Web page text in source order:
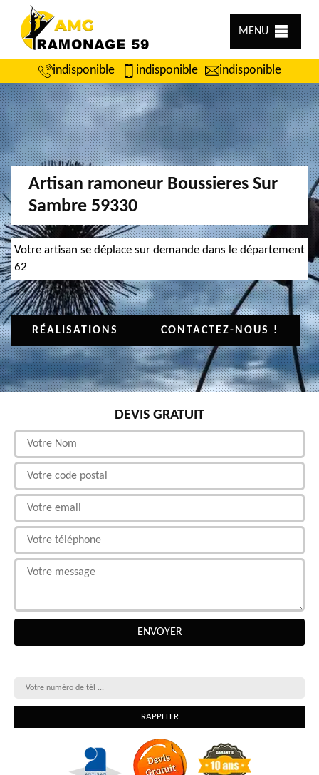
MENU
indisponible indisponible indisponible
Artisan ramoneur Boussieres Sur
Sambre 59330
Votre artisan se déplace sur demande dans le département
62
RÉALISATIONS CONTACTEZ-NOUS !
DEVIS GRATUIT